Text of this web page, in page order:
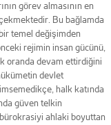
görev almasının en
Bu bağlamda
temel değişimden
rejimin insan gücünü,
oranda devam ettirdiğini
devlet
halk katında
güven telkin
ahlaki boyuttan